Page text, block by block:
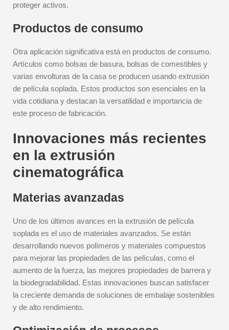
proteger activos.
Productos de consumo
Otra aplicación significativa está en productos de consumo.
Artículos como bolsas de basura, bolsas de comestibles y
varias envolturas de la casa se producen usando extrusión
de película soplada. Estos productos son esenciales en la
vida cotidiana y destacan la versatilidad e importancia de
este proceso de fabricación.
Innovaciones más recientes
en la extrusión
cinematográfica
Materias avanzadas
Uno de los últimos avances en la extrusión de película
soplada es el uso de materiales avanzados. Se están
desarrollando nuevos polímeros y materiales compuestos
para mejorar las propiedades de las películas, como el
aumento de la fuerza, las mejores propiedades de barrera y
la biodegradabilidad. Estas innovaciones buscan satisfacer
la creciente demanda de soluciones de embalaje sostenibles
y de alto rendimiento.